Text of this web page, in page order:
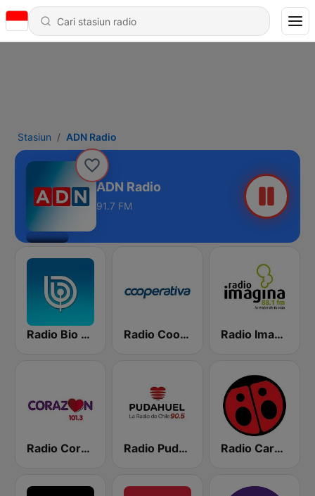
Stasiun ADN Radio
ADN Radio
91.7 FM
Radio Bio Bio Santiago Radio Cooperativa Radio Imagina
Radio Corazón FM Radio Pudahuel Radio Carolina